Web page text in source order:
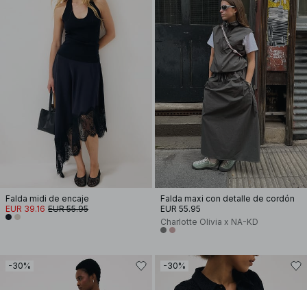
Falda midi de encaje
EUR 39.16 EUR 55.95
Falda maxi con detalle de cordón
EUR 55.95
Charlotte Olivia x NA-KD
-30% -30%